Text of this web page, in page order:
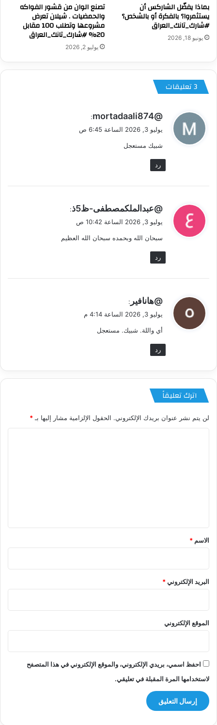
بماذا يفضّل الشاركس أن
يستثمروا؟ بالفكرة أو بالشخص؟
#شارك_تانك_العراق
يونيو 18, 2026
تصنع الوان من قشور الفواكه
والحمضيات . شيلان تعرض
مشروعها وتطلب 100 مقابل
20% #شارك_تانك_العراق
يوليو 2, 2026
‫3 تعليقات
ي
ل
@mortadaali874
:
يوليو 3, 2026 الساعة 6:45 ص
شبيك مستعجل
رد
ي
ل
@عبدالملكمصطفى-ظ5ذ
:
يوليو 3, 2026 الساعة 10:42 ص
سبحان الله وبحمده سبحان الله العظيم
رد
ي
ل
@هانافير :
يوليو 3, 2026 الساعة 4:14 م
أي واللة. شبيك. مستعجل
رد
اترك تعليقاً
لن يتم نشر عنوان بريدك الإلكتروني. الحقول الإلزامية مشار إليها بـ *
*
الاسم *
البريد الإلكتروني*
الموقع الإلكتروني
احفظ اسمي، بريدي الإلكتروني، والموقع الإلكتروني في هذا المتصفح
لاستخدامها المرة المقبلة في تعليقي.